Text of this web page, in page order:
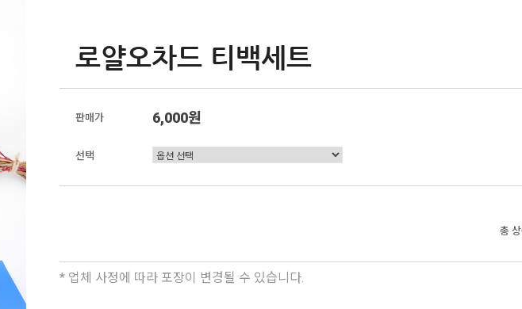
로얄오차드 티백세트
판매가 6,000원
선택
총
* 업체 사정에 따라 포장이 변경될 수 있습니다.